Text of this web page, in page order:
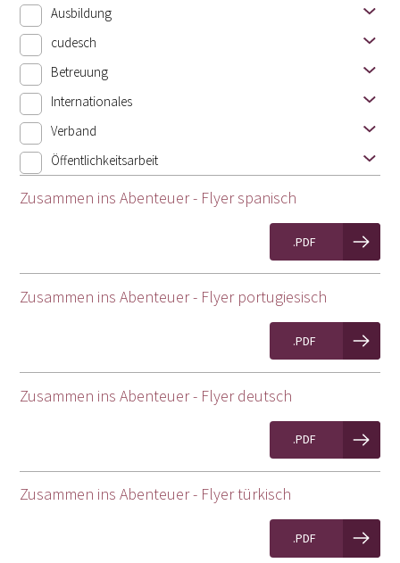
Ausbildung
cudesch
Betreuung
Internationales
Verband
Öffentlichkeitsarbeit
Zusammen ins Abenteuer - Flyer spanisch
.PDF
Zusammen ins Abenteuer - Flyer portugiesisch
.PDF
Zusammen ins Abenteuer - Flyer deutsch
.PDF
Zusammen ins Abenteuer - Flyer türkisch
.PDF